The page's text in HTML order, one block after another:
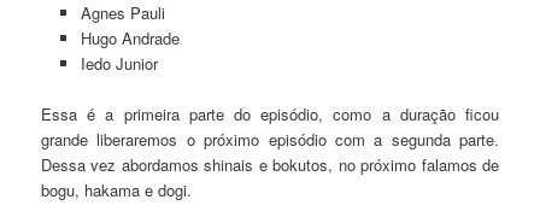
Agnes Pauli
Hugo Andrade
Iedo Junior
Essa é a primeira parte do episódio, como a duração ficou
grande liberaremos o próximo episódio com a segunda parte.
Dessa vez abordamos shinais e bokutos, no próximo falamos de
bogu, hakama e dogi.